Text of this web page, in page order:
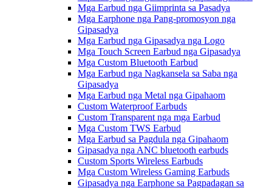
Mga Earbud nga Giimprinta sa Pasadya
Mga Earphone nga Pang-promosyon nga
Gipasadya
Mga Earbud nga Gipasadya nga Logo
Mga Touch Screen Earbud nga Gipasadya
Mga Custom Bluetooth Earbud
Mga Earbud nga Nagkansela sa Saba nga
Gipasadya
Mga Earbud nga Metal nga Gipahaom
Custom Waterproof Earbuds
Custom Transparent nga mga Earbud
Mga Custom TWS Earbud
Mga Earbud sa Pagdula nga Gipahaom
Gipasadya nga ANC bluetooth earbuds
Custom Sports Wireless Earbuds
Mga Custom Wireless Gaming Earbuds
Gipasadya nga Earphone sa Pagpadagan sa